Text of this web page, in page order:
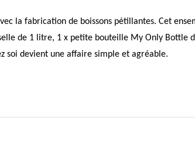
la fabrication de boissons pétillantes. Cet
de 1 litre, 1 x petite bouteille My Only Bottle
soi devient une affaire simple et agréable.